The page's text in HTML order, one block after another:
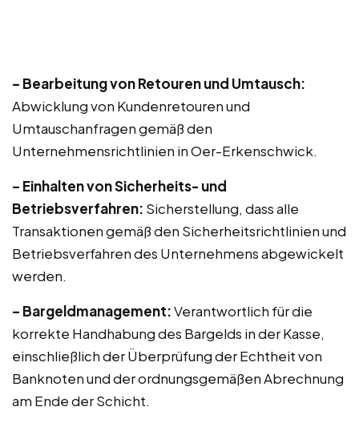
– Bearbeitung von Retouren und Umtausch:
Abwicklung von Kundenretouren und
Umtauschanfragen gemäß den
Unternehmensrichtlinien in Oer-Erkenschwick.
– Einhalten von Sicherheits- und
Betriebsverfahren: Sicherstellung, dass alle
Transaktionen gemäß den Sicherheitsrichtlinien und
Betriebsverfahren des Unternehmens abgewickelt
werden.
– Bargeldmanagement:Verantwortlich für die
korrekte Handhabung des Bargelds in der Kasse,
einschließlich der Überprüfung der Echtheit von
Banknoten und der ordnungsgemäßen Abrechnung
am Ende der Schicht.